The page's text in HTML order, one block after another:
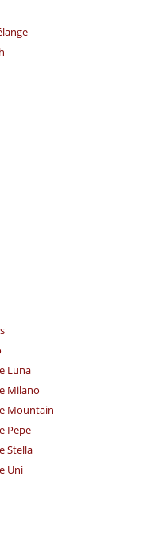
Luna
Milano
Mountain
Pepe
Stella
Uni